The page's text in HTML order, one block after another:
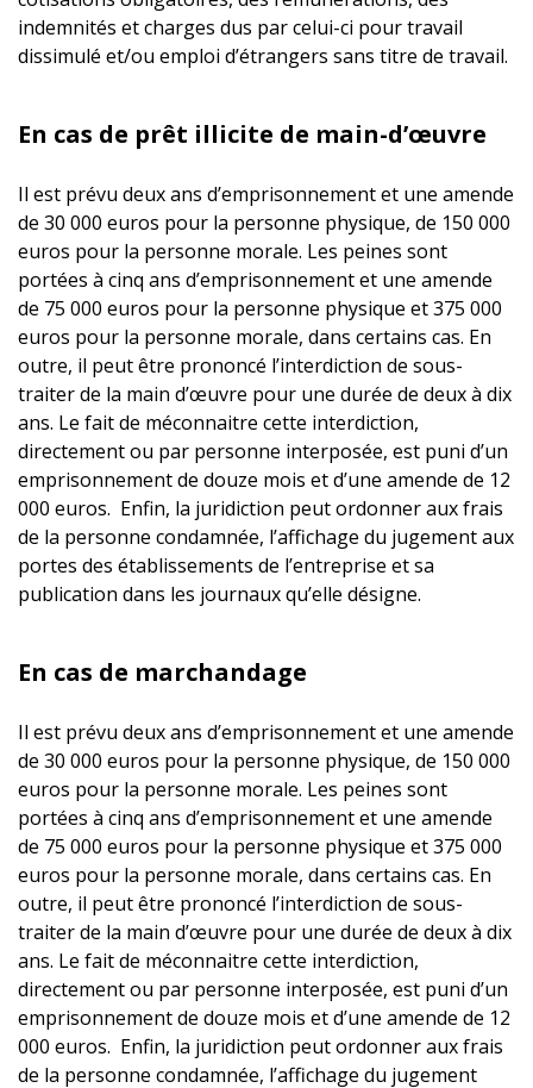
indemnités et charges dus par celui-ci pour travail
dissimulé et/ou emploi d’étrangers sans titre de travail.
En cas de prêt illicite de main-d’œuvre
Il est prévu deux ans d’emprisonnement et une amende
de 30 000 euros pour la personne physique, de 150 000
euros pour la personne morale. Les peines sont
portées à cinq ans d’emprisonnement et une amende
de 75 000 euros pour la personne physique et 375 000
euros pour la personne morale, dans certains cas. En
outre, il peut être prononcé l’interdiction de sous-
traiter de la main d’œuvre pour une durée de deux à dix
ans. Le fait de méconnaitre cette interdiction,
directement ou par personne interposée, est puni d’un
emprisonnement de douze mois et d’une amende de 12
000 euros. Enfin, la juridiction peut ordonner aux frais
de la personne condamnée, l’affichage du jugement aux
portes des établissements de l’entreprise et sa
publication dans les journaux qu’elle désigne.
En cas de marchandage
Il est prévu deux ans d’emprisonnement et une amende
de 30 000 euros pour la personne physique, de 150 000
euros pour la personne morale. Les peines sont
portées à cinq ans d’emprisonnement et une amende
de 75 000 euros pour la personne physique et 375 000
euros pour la personne morale, dans certains cas. En
outre, il peut être prononcé l’interdiction de sous-
traiter de la main d’œuvre pour une durée de deux à dix
ans. Le fait de méconnaitre cette interdiction,
directement ou par personne interposée, est puni d’un
emprisonnement de douze mois et d’une amende de 12
000 euros. Enfin, la juridiction peut ordonner aux frais
de la personne condamnée, l’affichage du jugement